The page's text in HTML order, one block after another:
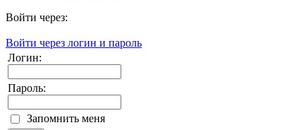
Войти через:
Войти через логин и пароль
Логин:
Пароль:
Запомнить меня